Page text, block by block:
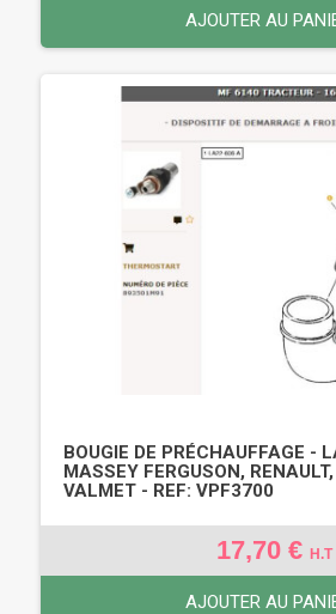
AJOUTER AU
BOUGIE DE PRÉCHAUFFAGE -
MASSEY FERGUSON,
VALMET - REF: VPF3700
17,70 € H.T
AJOUTER AU